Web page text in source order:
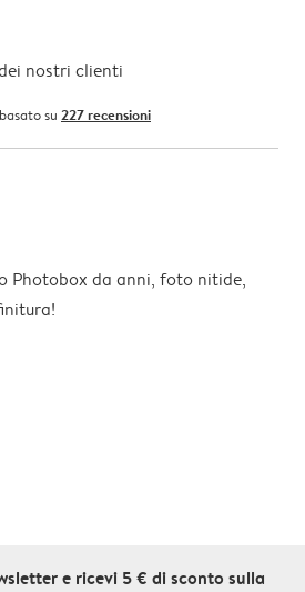
nostri clienti
basato su 227 recensioni
Photobox da anni, foto nitide,
pagination
e ricevi 5 € di sconto sulla